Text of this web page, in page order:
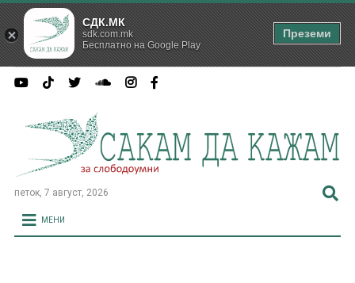
петок, 7 август, 2026
МЕНИ
СДК.МК
sdk.com.mk
Бесплатно на Google Play
Преземи